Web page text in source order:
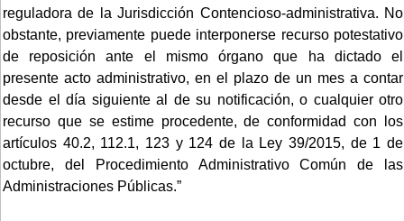
reguladora de la Jurisdicción Contencioso-administrativa. No
obstante, previamente puede interponerse recurso potestativo
de reposición ante el mismo órgano que ha dictado el
presente acto administrativo, en el plazo de un mes a contar
desde el día siguiente al de su notificación, o cualquier otro
recurso que se estime procedente, de conformidad con los
artículos 40.2, 112.1, 123 y 124 de la Ley 39/2015, de 1 de
octubre, del Procedimiento Administrativo Común de las
Administraciones Públicas.”